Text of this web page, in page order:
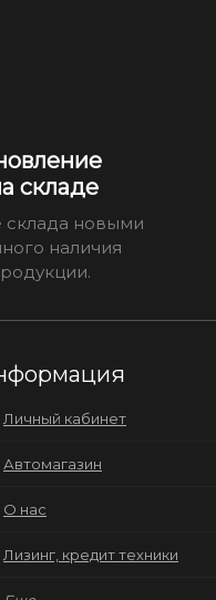
складе
склада новыми
наличия
Личный кабинет
Автомагазин
О нас
Лизинг, кредит техники